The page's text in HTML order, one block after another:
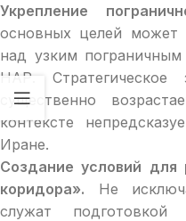
Укрепление
основных целей может
над узким
НАР. Стратегическое
существенно
контексте
Иране.
Создание условий для
коридора». Не
служат